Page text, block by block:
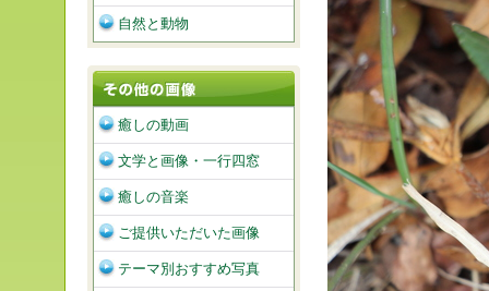
自然と動物
癒しの動画
文学と画像・一行四窓
癒しの音楽
ご提供いただいた画像
テーマ別おすすめ写真